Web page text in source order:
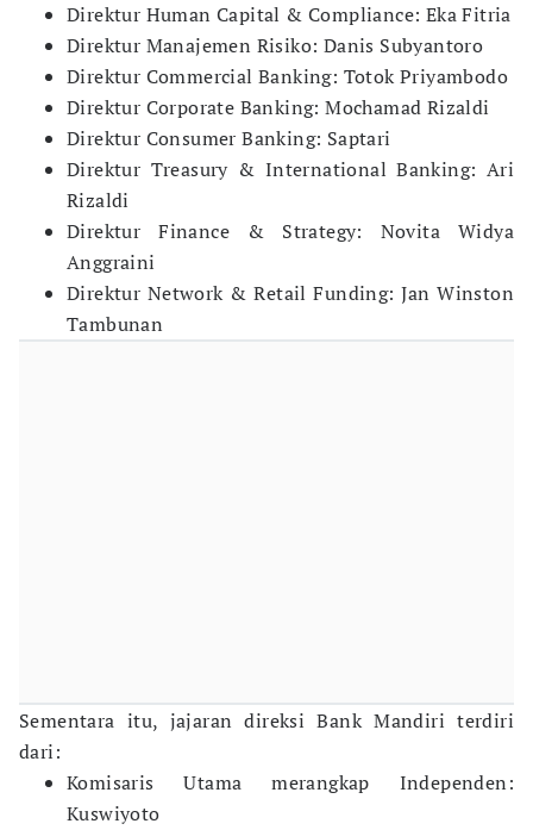
Direktur Human Capital & Compliance: Eka Fitria
Direktur Manajemen Risiko: Danis Subyantoro
Direktur Commercial Banking: Totok Priyambodo
Direktur Corporate Banking: Mochamad Rizaldi
Direktur Consumer Banking: Saptari
Direktur Treasury & International Banking: Ari
Rizaldi
Direktur Finance & Strategy: Novita Widya
Anggraini
Direktur Network & Retail Funding: Jan Winston
Tambunan
Sementara itu, jajaran direksi Bank Mandiri terdiri
dari:
Komisaris Utama merangkap Independen:
Kuswiyoto